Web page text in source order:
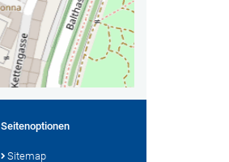
Seitenoptionen
Sitemap